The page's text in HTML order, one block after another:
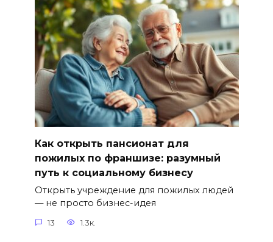
Как открыть пансионат для
пожилых по франшизе: разумный
путь к социальному бизнесу
Открыть учреждение для пожилых людей
— не просто бизнес-идея
13 1.3к.